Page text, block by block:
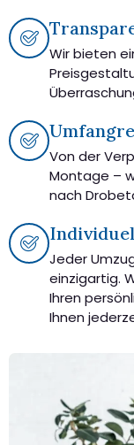
Wir bieten
Von der
Montage –
nach
Jeder
einzigartig.
Ihren
Ihnen